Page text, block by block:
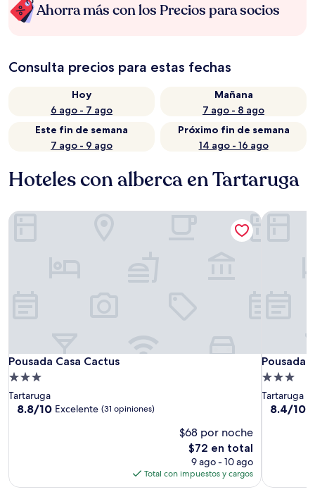
Ahorra más con los Precios para socios
Consulta precios para estas fechas
Hoy
6 ago - 7 ago
Mañana
7 ago - 8 ago
Este fin de semana
7 ago - 9 ago
Próximo fin de semana
14 ago - 16 ago
Hoteles con alberca en Tartaruga
Pousada Casa Cactus
Pousada Casa Cactus
Propiedad
de
3.0
Tartaruga
8.8
8.8/10 Excelente (31 opiniones)
$68 por noche
El
precio
actual
es
$72 en total
9 ago - 10 ago
Total con impuestos y cargos
Pousada Casa Cactus
Pousada
Pousada
Propiedad
de
3.0
Tartaruga
8.4
8.4/10
Pousada